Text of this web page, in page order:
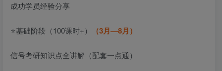
成功学员经验分享
⭐基础阶段（100课时+） （3月—8月）
信号考研知识点全讲解（配套一点通）